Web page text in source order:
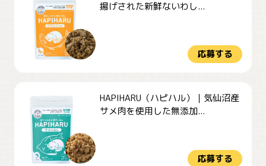
揚げされた新鮮ないわし...
応募する
HAPIHARU（ハピハル）｜気仙沼産
サメ肉を使用した無添加...
応募する